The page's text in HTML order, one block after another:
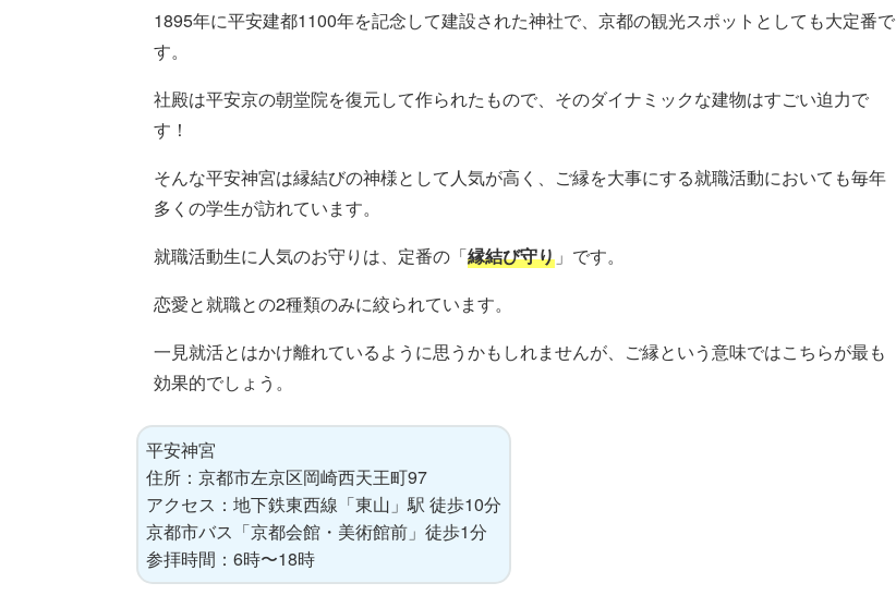
1895年に平安建都1100年を記念して建設された神社で、京都の観光スポットとしても大定番で
す。
社殿は平安京の朝堂院を復元して作られたもので、そのダイナミックな建物はすごい迫力で
す！
そんな平安神宮は縁結びの神様として人気が高く、ご縁を大事にする就職活動においても毎年
多くの学生が訪れています。
就職活動生に人気のお守りは、定番の「縁結び守り 」です。
恋愛と就職との2種類のみに絞られています。
一見就活とはかけ離れているように思うかもしれませんが、ご縁という意味ではこちらが最も
効果的でしょう。
平安神宮
住所：京都市左京区岡崎西天王町97
アクセス：地下鉄東西線「東山」駅 徒歩10分
京都市バス「京都会館・美術館前」徒歩1分
参拝時間：6時〜18時